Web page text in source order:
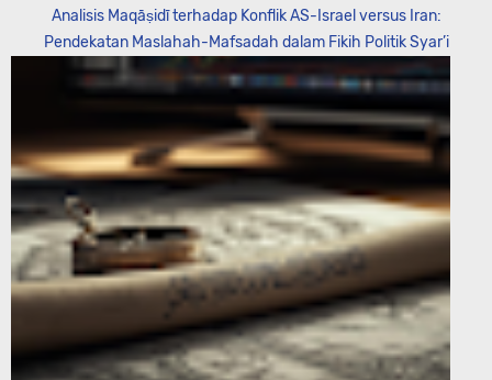
Analisis Maqāṣidī terhadap Konflik AS-Israel versus Iran:
Pendekatan Maslahah-Mafsadah dalam Fikih Politik Syar’i